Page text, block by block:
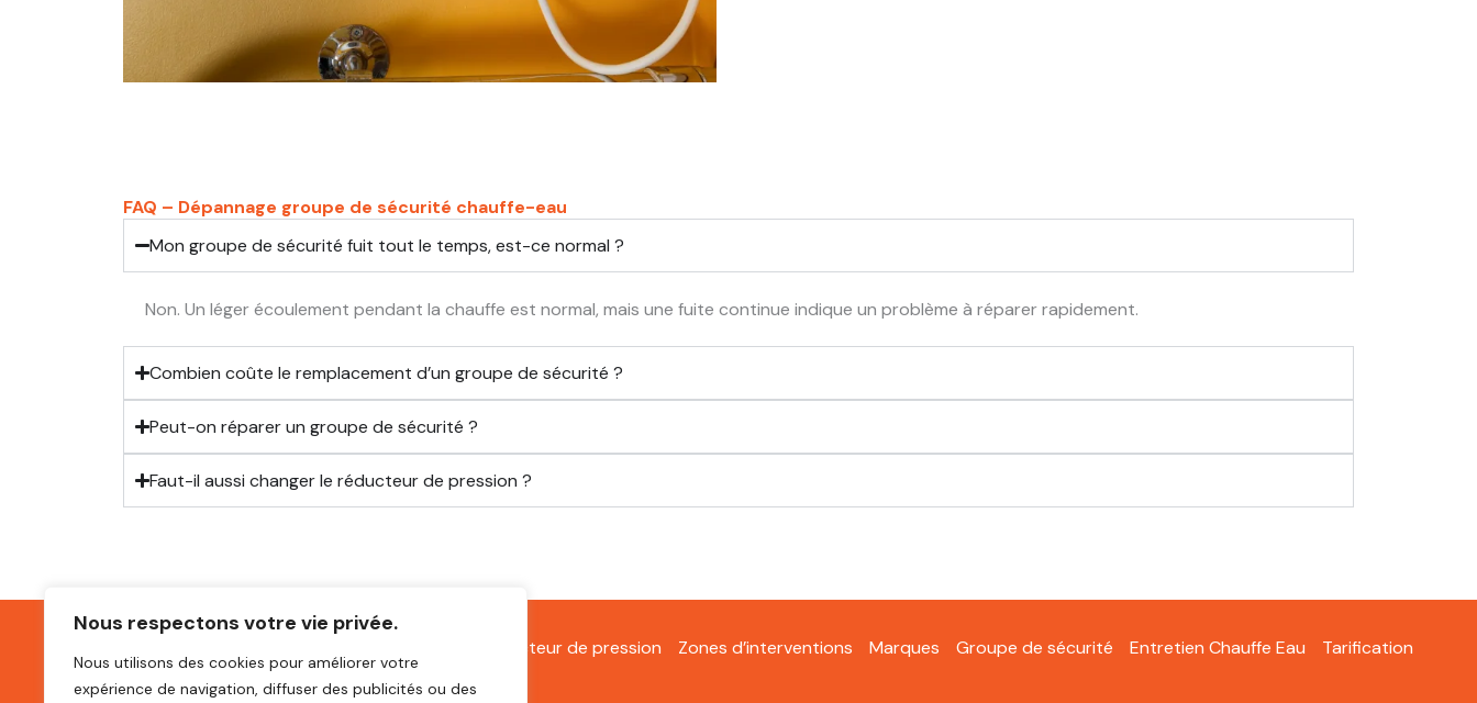
Nous respectons votre vie privée.
Nous utilisons des cookies pour améliorer votre
expérience de navigation, diffuser des publicités ou des
FAQ – Dépannage groupe de sécurité chauffe-eau
Mon groupe de sécurité fuit tout le temps, est-ce normal ?
Non. Un léger écoulement pendant la chauffe est normal, mais une fuite continue indique un problème à réparer rapidement.
Combien coûte le remplacement d’un groupe de sécurité ?
Peut-on réparer un groupe de sécurité ?
Faut-il aussi changer le réducteur de pression ?
Reducteur de pression Zones d’interventions Marques Groupe de sécurité Entretien Chauffe Eau Tarification